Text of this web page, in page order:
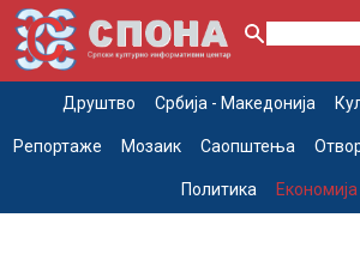
Друштво Србија - Македонија
Репортаже Мозаик Саопштења
Политика Економија